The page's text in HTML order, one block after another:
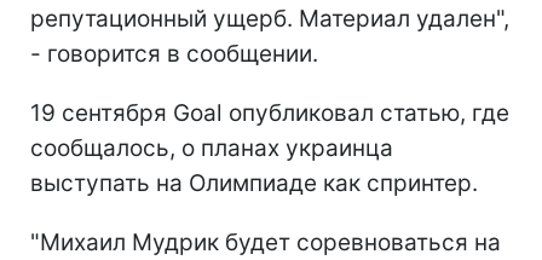
репутационный ущерб. Материал удален",
- говорится в сообщении.
19 сентября Goal опубликовал статью, где
сообщалось, о планах украинца
выступать на Олимпиаде как спринтер.
"Михаил Мудрик будет соревноваться на